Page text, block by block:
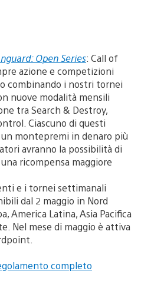
Open Series: Call of
azione e competizioni
combinando i nostri tornei
nuove modalità mensili
tra Search & Destroy,
Ciascuno di questi
montepremi in denaro più
avranno la possibilità di
ricompensa maggiore
e i tornei settimanali
dal 2 maggio in Nord
America Latina, Asia Pacifica
Nel mese di maggio è attiva
completo